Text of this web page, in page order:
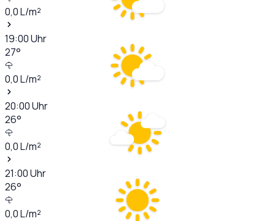
0,0L/m²
19:00Uhr
27°
0,0L/m²
20:00Uhr
26°
0,0L/m²
21:00Uhr
26°
0,0L/m²